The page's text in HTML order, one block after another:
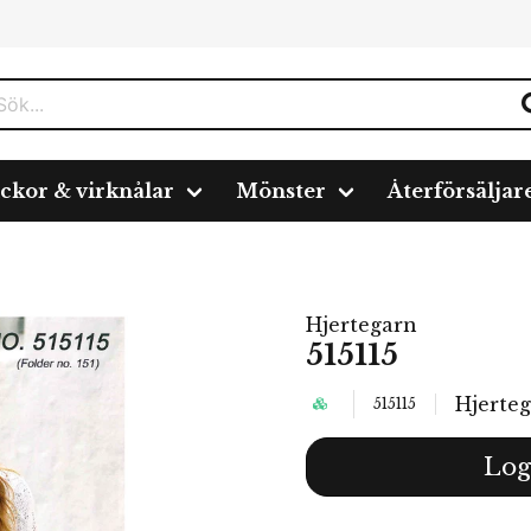
& virknålar Mönster
Hjertegarn
515115
515115